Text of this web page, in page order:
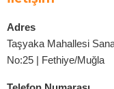
Adres
Taşyaka Mahallesi
No:25 | Fethiye/Muğla